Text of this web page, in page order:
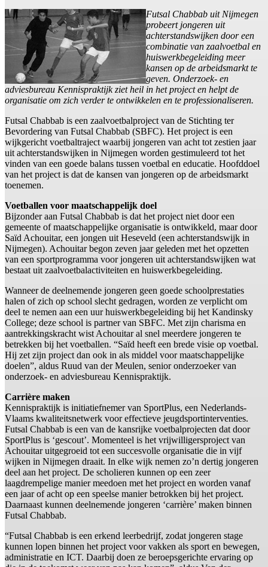
Futsal Chabbab uit Nijmegen
probeert jongeren uit
achterstandswijken door een
combinatie van zaalvoetbal en
huiswerkbegeleiding meer
kansen op de arbeidsmarkt te
geven. Onderzoek- en
adviesbureau Kennispraktijk ziet heil in het project en helpt de
organisatie om zich verder te ontwikkelen en te professionaliseren.
Futsal Chabbab is een zaalvoetbalproject van de Stichting ter
Bevordering van Futsal Chabbab (SBFC). Het project is een
wijkgericht voetbaltraject waarbij jongeren van acht tot zestien jaar
uit achterstandswijken in Nijmegen worden gestimuleerd tot het
vinden van een goede balans tussen voetbal en educatie. Hoofddoel
van het project is dat de kansen van jongeren op de arbeidsmarkt
toenemen.
Voetballen voor maatschappelijk doel
Bijzonder aan Futsal Chabbab is dat het project niet door een
gemeente of maatschappelijke organisatie is ontwikkeld, maar door
Saïd Achouitar, een jongen uit Heseveld (een achterstandswijk in
Nijmegen). Achouitar begon zeven jaar geleden met het opzetten
van een sportprogramma voor jongeren uit achterstandswijken wat
bestaat uit zaalvoetbalactiviteiten en huiswerkbegeleiding.
Wanneer de deelnemende jongeren geen goede schoolprestaties
halen of zich op school slecht gedragen, worden ze verplicht om
deel te nemen aan een uur huiswerkbegeleiding bij het Kandinsky
College; deze school is partner van SBFC. Met zijn charisma en
aantrekkingskracht wist Achouitar al snel meerdere jongeren te
betrekken bij het voetballen. “Saïd heeft een brede visie op voetbal.
Hij zet zijn project dan ook in als middel voor maatschappelijke
doelen”, aldus Ruud van der Meulen, senior onderzoeker van
onderzoek- en adviesbureau Kennispraktijk.
Carrière maken
Kennispraktijk is initiatiefnemer van SportPlus, een Nederlands-
Vlaams kwaliteitsnetwerk voor effectieve jeugdsportinterventies.
Futsal Chabbab is een van de kansrijke voetbalprojecten dat door
SportPlus is ‘gescout’. Momenteel is het vrijwilligersproject van
Achouitar uitgegroeid tot een succesvolle organisatie die in vijf
wijken in Nijmegen draait. In elke wijk nemen zo’n dertig jongeren
deel aan het project. De scholieren kunnen op een zeer
laagdrempelige manier meedoen met het project en worden vanaf
een jaar of acht op een speelse manier betrokken bij het project.
Daarnaast kunnen deelnemende jongeren ‘carrière’ maken binnen
Futsal Chabbab.
“Futsal Chabbab is een erkend leerbedrijf, zodat jongeren stage
kunnen lopen binnen het project voor vakken als sport en bewegen,
administratie en ICT. Daarbij doen ze beroepsgerichte ervaring op